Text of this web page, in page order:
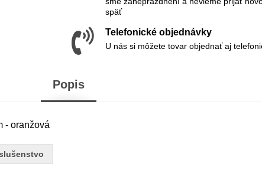
späť
Telefonické objednávky
U nás si môžete tovar objednať aj
Popis
- oranžová